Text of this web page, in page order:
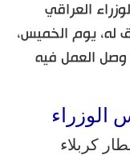
العراقي
له، يوم الخميس،
وصل العمل فيه
الوزراء
كربلاء